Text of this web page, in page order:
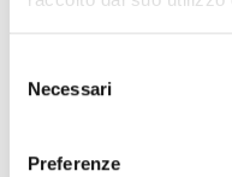
delNecessari
Preferenze